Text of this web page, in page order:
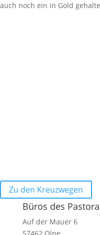
auch noch ein in Gold
Zu den Kreuzwegen
Büros des
Auf der Mauer 6